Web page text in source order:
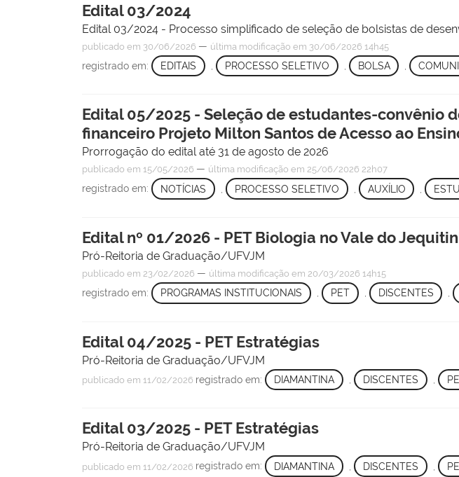
Edital 03/2024
Edital 03/2024 - Processo simplificado de seleção de bolsistas de
publicado em 30/06/2026 — última modificação em 30/06/2026 14h45
registrado em: EDITAIS PROCESSO SELETIVO BOLSA ,
Edital 05/2025 - Seleção de estudantes-convênio
financeiro Projeto Milton Santos de Acesso ao
Prorrogação do edital até 31 de agosto de 2026
publicado em 15/05/2026 — última modificação em 25/06/2026 22h07
registrado em: NOTÍCIAS PROCESSO SELETIVO AUXÍLIO ,
Edital nº 01/2026 - PET Biologia no Vale do
Pró-Reitoria de Graduação/UFVJM
publicado em 23/02/2026 — última modificação em 20/03/2026 14h15
registrado em: PROGRAMAS INSTITUCIONAIS , PET , DISCENTES ,
Edital 04/2025 - PET Estratégias
Pró-Reitoria de Graduação/UFVJM
publicado em 11/02/2026 registrado em: DIAMANTINA DISCENTES
Edital 03/2025 - PET Estratégias
Pró-Reitoria de Graduação/UFVJM
publicado em 11/02/2026 registrado em: DIAMANTINA DISCENTES